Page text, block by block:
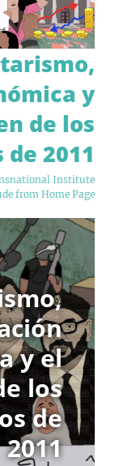
y
de los
2011
Institute
from Home Page
y el
los
de
2011